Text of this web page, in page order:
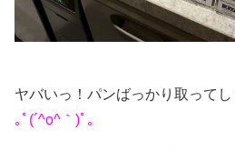
ヤバいっ！パンばっかり取って
｡ﾟ(´^o^｀)ﾟ｡